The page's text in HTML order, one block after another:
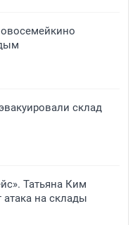
склад
Татьяна Ким
атака на склады